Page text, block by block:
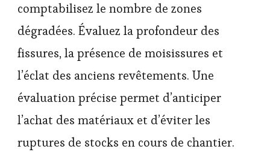
comptabilisez le nombre de zones
dégradées. Évaluez la profondeur des
fissures, la présence de moisissures et
l’éclat des anciens revêtements. Une
évaluation précise permet d’anticiper
l’achat des matériaux et d’éviter les
ruptures de stocks en cours de chantier.